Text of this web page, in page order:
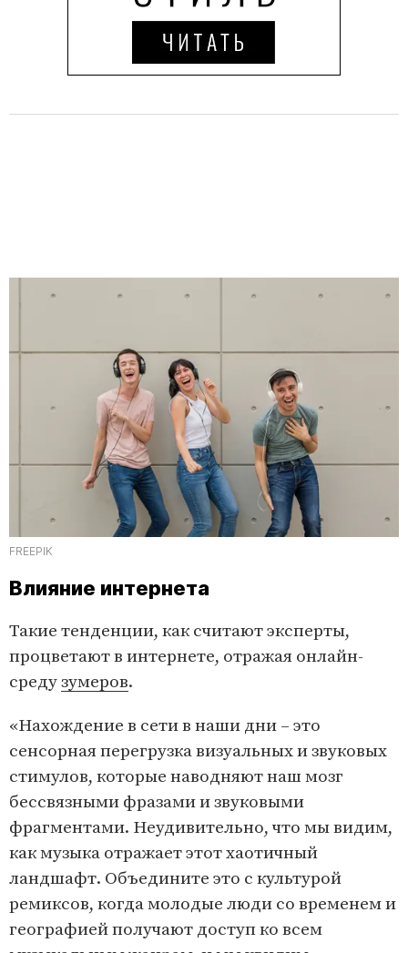
FREEPIK
Влияние интернета
Такие тенденции, как считают эксперты,
процветают в интернете, отражая онлайн-
средузумеров.
«Нахождение в сети в наши дни – это
сенсорная перегрузка визуальных и звуковых
стимулов, которые наводняют наш мозг
бессвязными фразами и звуковыми
фрагментами. Неудивительно, что мы видим,
как музыка отражает этот хаотичный
ландшафт. Объедините это с культурой
ремиксов, когда молодые люди со временем и
географией получают доступ ко всем